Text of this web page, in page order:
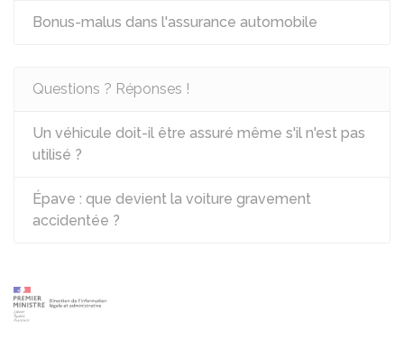
Bonus-malus dans l'assurance automobile
Questions ? Réponses !
Un véhicule doit-il être assuré même s'il n'est pas
utilisé ?
Épave : que devient la voiture gravement
accidentée ?